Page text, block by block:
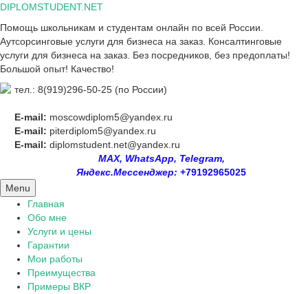
Skip
content
DIPLOMSTUDENT.NET
Помощь школьникам и студентам онлайн по всей России.
Аутсорсинговые услуги для бизнеса на заказ. Консалтинговые
услуги для бизнеса на заказ. Без посредников, без предоплаты!
Большой опыт! Качество!
тел.: 8(919)296-50-25 (по России)
E-mail: moscowdiplom5@yandex.ru
E-mail: piterdiplom5@yandex.ru
E-mail: diplomstudent.net@yandex.ru
MAX, WhatsApp, Telegram,
Яндекс.Мессенджер: +79192965025
Menu
Главная
Обо мне
Услуги и цены
Гарантии
Мои работы
Преимущества
Примеры ВКР